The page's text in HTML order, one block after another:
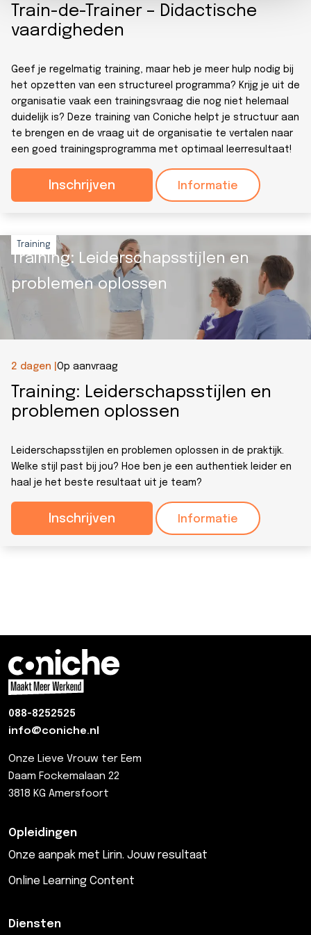
Train-de-Trainer – Didactische
vaardigheden
Geef je regelmatig training, maar heb je meer hulp nodig bij
het opzetten van een structureel programma? Krijg je uit de
organisatie vaak een trainingsvraag die nog niet helemaal
duidelijk is? Deze training van Coniche helpt je structuur aan
te brengen en de vraag uit de organisatie te vertalen naar
een goed trainingsprogramma met optimaal leerresultaat!
Inschrijven Informatie
Training: Leiderschapsstijlen en
problemen oplossen
Training
2 dagen | Op aanvraag
Training: Leiderschapsstijlen en
problemen oplossen
Leiderschapsstijlen en problemen oplossen in de praktijk.
Welke stijl past bij jou? Hoe ben je een authentiek leider en
haal je het beste resultaat uit je team?
Inschrijven Informatie
088-8252525
info@coniche.nl
Onze Lieve Vrouw ter Eem
Daam Fockemalaan 22
3818 KG Amersfoort
Opleidingen
Onze aanpak met Lirin. Jouw resultaat
Online Learning Content
Diensten